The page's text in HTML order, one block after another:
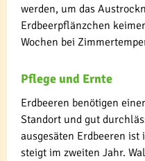
werden, um das
Erdbeerpflänzchen
Wochen bei
Pflege und Ernte
Erdbeeren benötigen
Standort und gut
ausgesäten Erdbeeren
steigt im zweiten Jahr.